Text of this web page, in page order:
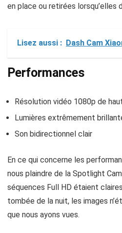
en place ou retirées lorsqu’elles
Lisez aussi : Dash Cam
Performances
Résolution vidéo 1080p de
Lumières extrêmement
Son bidirectionnel clair
En ce qui concerne les
nous plaindre de la Spotlight
séquences Full HD étaient
tombée de la nuit, les images
que nous ayons vues.